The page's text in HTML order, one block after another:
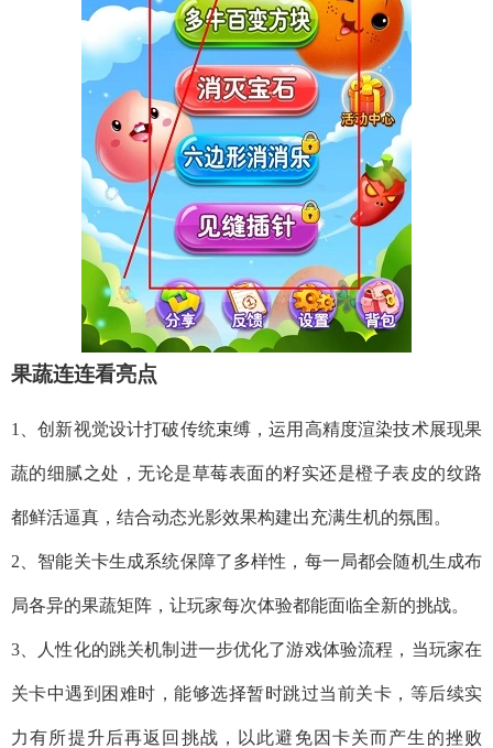
果蔬连连看亮点
1、创新视觉设计打破传统束缚，运用高精度渲染技术展现果
蔬的细腻之处，无论是草莓表面的籽实还是橙子表皮的纹路
都鲜活逼真，结合动态光影效果构建出充满生机的氛围。
2、智能关卡生成系统保障了多样性，每一局都会随机生成布
局各异的果蔬矩阵，让玩家每次体验都能面临全新的挑战。
3、人性化的跳关机制进一步优化了游戏体验流程，当玩家在
关卡中遇到困难时，能够选择暂时跳过当前关卡，等后续实
力有所提升后再返回挑战，以此避免因卡关而产生的挫败